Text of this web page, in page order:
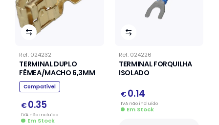
Ref. 024232
TERMINAL DUPLO
FÊMEA/MACHO 6,3MM
Compatível
€ 0.35
IVA nãoincluído
Em Stock
Ref. 024226
TERMINAL FORQUILHA
ISOLADO
€ 0.14
IVA nãoincluído
Em Stock